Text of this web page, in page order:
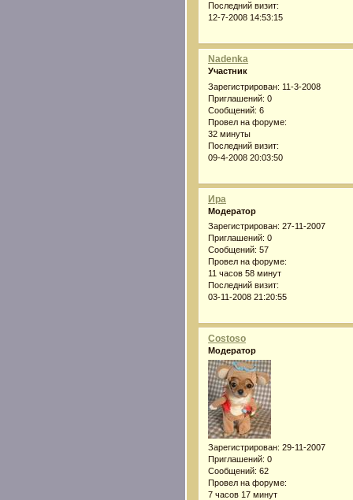
Последний визит:
12-7-2008 14:53:15
Nadenka
Участник
Зарегистрирован: 11-3-2008
Приглашений: 0
Сообщений: 6
Провел на форуме:
32 минуты
Последний визит:
09-4-2008 20:03:50
Ира
Модератор
Зарегистрирован: 27-11-2007
Приглашений: 0
Сообщений: 57
Провел на форуме:
11 часов 58 минут
Последний визит:
03-11-2008 21:20:55
Costoso
Модератор
Зарегистрирован: 29-11-2007
Приглашений: 0
Сообщений: 62
Провел на форуме:
7 часов 17 минут